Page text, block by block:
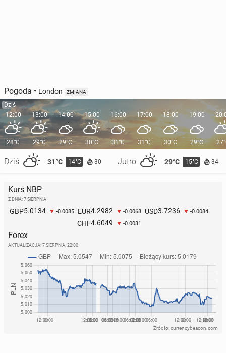
Pogoda • London ZMIANA
Dziś
12:00
28°C
Dziś 31°C 14°C 30 Jutro 29°C 15°C 34
13:00
29°C
14:00
29°C
15:00
30°C
16:00
31°C
17:00
31°C
18:00
30°C
19:00
29°C
Kurs NBP
Z DNIA: 7 SIERPNIA
GBP5.0134 -0.0085 EUR4.2982 -0.0068 USD3.7236 -0.0084
CHF4.6049 -0.0031
Forex
AKTUALIZACJA: 7 SIERPNIA, 22:00
Źródło: currencybeacon.com